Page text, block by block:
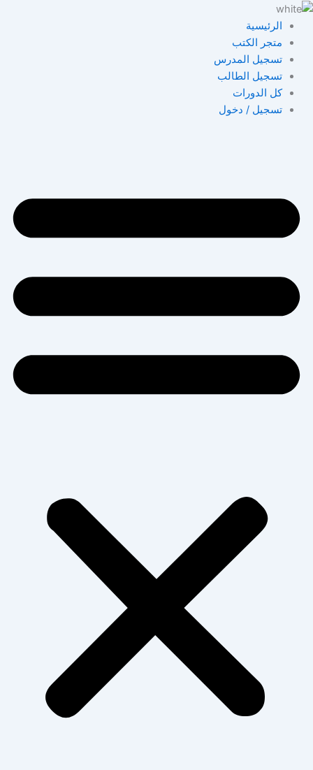
تخطي
المحتوى
الرئيسية
متجر الكتب
تسجيل المدرس
تسجيل الطالب
كل الدورات
تسجيل / دخول